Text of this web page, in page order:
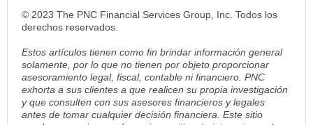
© 2023 The PNC Financial Services Group, Inc. Todos los
derechos reservados.
Estos artículos tienen como fin brindar información general
solamente, por lo que no tienen por objeto proporcionar
asesoramiento legal, fiscal, contable ni financiero. PNC
exhorta a sus clientes a que realicen su propia investigación
y que consulten con sus asesores financieros y legales
antes de tomar cualquier decisión financiera. Este sitio